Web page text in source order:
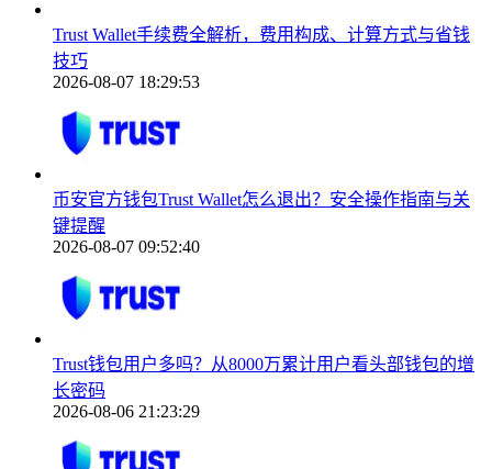
Trust Wallet手续费全解析，费用构成、计算方式与省钱
技巧
2026-08-07 18:29:53
币安官方钱包Trust Wallet怎么退出？安全操作指南与关
键提醒
2026-08-07 09:52:40
Trust钱包用户多吗？从8000万累计用户看头部钱包的增
长密码
2026-08-06 21:23:29